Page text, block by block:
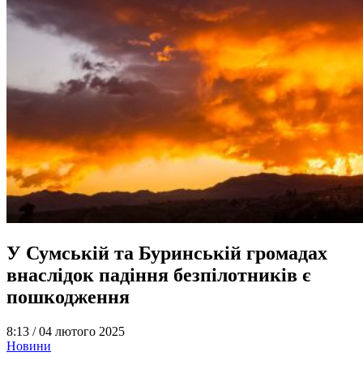
У Сумській та Буринській громадах
внаслідок падіння безпілотників є
пошкодження
8:13 /04 лютого 2025
Новини